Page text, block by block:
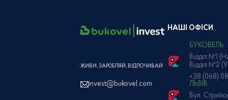
ЖИВИ, ЗАРОБЛЯЙ, ВІДПОЧИВАЙ
invest@bukovel.com
НАШІ ОФІСИ
БУКОВЕЛЬ
Відділ №1
Відділ №2
+38 (068)
ЛЬВІВ
Вул.